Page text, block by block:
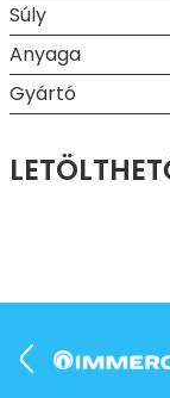
Súly
Anyaga
Gyártó